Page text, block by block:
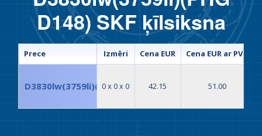
D148) SKF ķīlsiksna
Izmēri Cena EUR Cena EUR ar PVN
0 x 0 x 0 42.15 51.00
Prece
D3830lw(3759li)(PHG D148) SKF ķīlsiksna